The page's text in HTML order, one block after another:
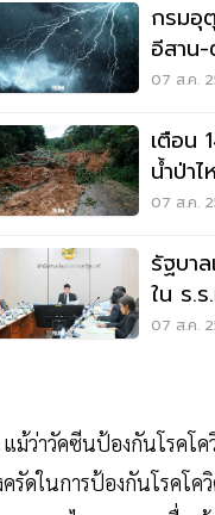
กรมอุ
อีสาน
ระวัง
07 ส.ค.
เตือน
น้ำป่า
07 ส.ค.
รัฐบา
ใน ร.
แสน-1
07 ส.ค.
ม้ว่าวัคซีนป้องกันโรคโ
รัดในการป้องกันโรคโ